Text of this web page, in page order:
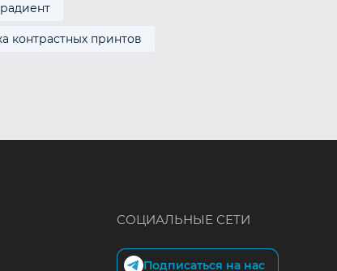
контрастных принтов
СОЦИАЛЬНЫЕ СЕТИ
Подписаться на нас